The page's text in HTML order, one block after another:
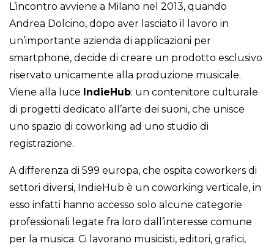
L’incontro avviene a Milano nel 2013, quando
Andrea Dolcino, dopo aver lasciato il lavoro in
un’importante azienda di applicazioni per
smartphone, decide di creare un prodotto esclusivo
riservato unicamente alla produzione musicale.
Viene alla luce IndieHub: un contenitore culturale
di progetti dedicato all’arte dei suoni, che unisce
uno spazio di coworking ad uno studio di
registrazione.
A differenza di 599 europa, che ospita coworkers di
settori diversi, IndieHub è un coworking verticale, in
esso infatti hanno accesso solo alcune categorie
professionali legate fra loro dall’interesse comune
per la musica. Ci lavorano musicisti, editori, grafici,